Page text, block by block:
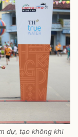
dự, tạo không khí